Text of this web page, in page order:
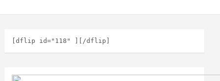
[dflip id="118" ][/dflip]